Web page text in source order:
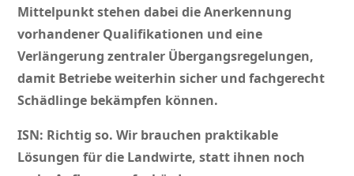
Mittelpunkt stehen dabei die Anerkennung
vorhandener Qualifikationen und eine
Verlängerung zentraler Übergangsregelungen,
damit Betriebe weiterhin sicher und fachgerecht
Schädlinge bekämpfen können.
ISN: Richtig so. Wir brauchen praktikable
Lösungen für die Landwirte, statt ihnen noch